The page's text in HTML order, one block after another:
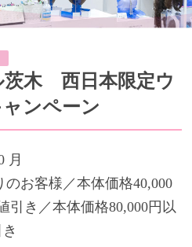
茨木 西日本限定ウ
ンペーン
月
お客様／本体価格40,000
引き／本体価格80,000円以